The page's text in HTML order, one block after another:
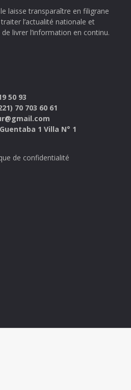
laisse transparaître en filigrane
l’actualité nationale et
livrer l’information en continu.
50 93
70 703 60 61
1 Villa N° 1
de confidentialité